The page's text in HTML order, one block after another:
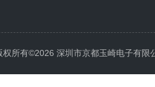
权所有©2026 深圳市京都玉崎电子有